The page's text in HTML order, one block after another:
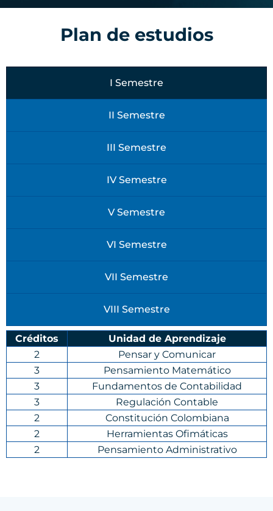
Plan de estudios
I Semestre
II Semestre
III Semestre
IV Semestre
V Semestre
VI Semestre
VII Semestre
VIII Semestre
Créditos
Unidad de Aprendizaje
2
Pensar y Comunicar
3
Pensamiento Matemático
3
Fundamentos de Contabilidad
3
Regulación Contable
2
Constitución Colombiana
2
Herramientas Ofimáticas
2
Pensamiento Administrativo